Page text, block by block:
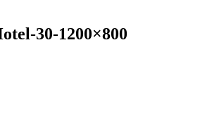
30-1200×800